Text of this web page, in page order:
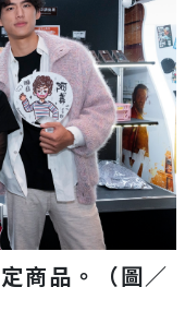
商品。（圖／